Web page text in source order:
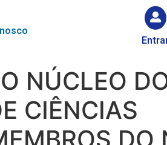
NÚCLEO
CIÊNCIAS